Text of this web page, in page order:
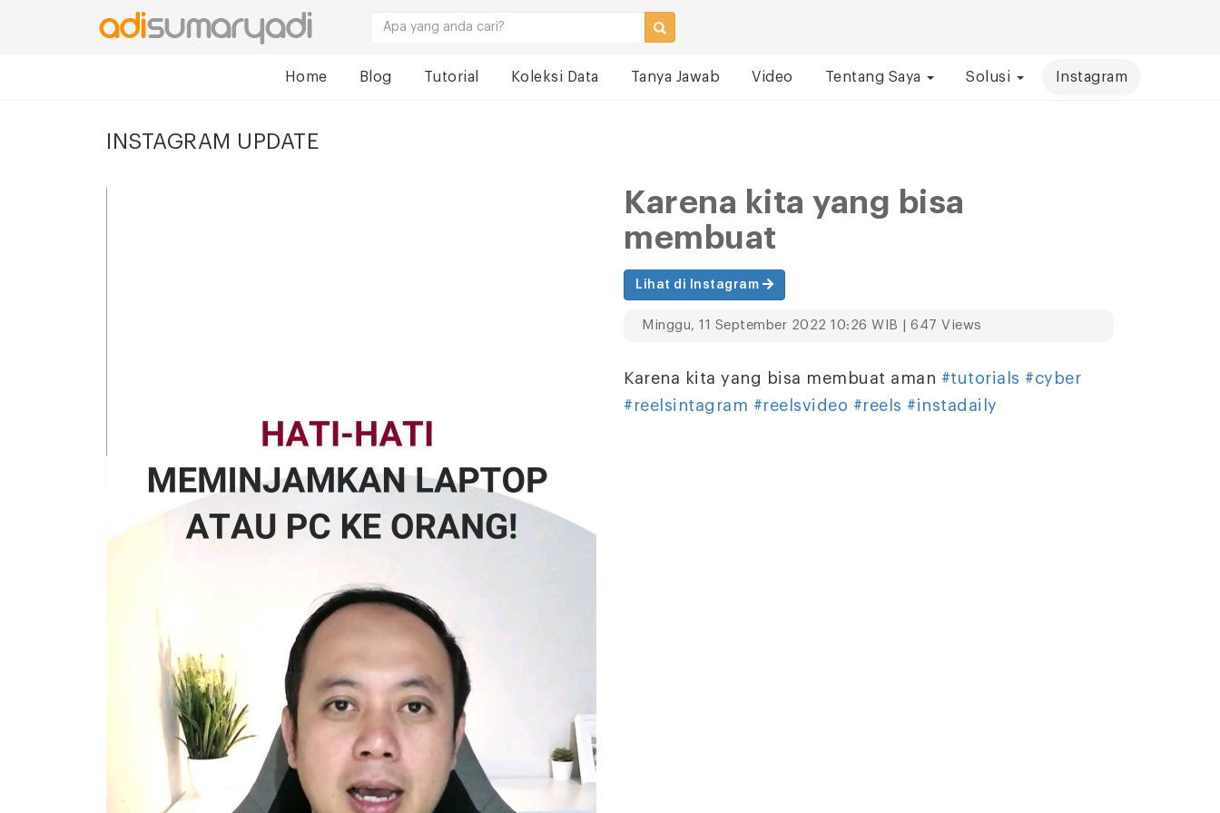
Home Blog Tutorial Koleksi Data Tanya Jawab Video Tentang Saya Solusi Instagram
INSTAGRAM UPDATE
Karena kita yang bisa
membuat
Lihat di Instagram
Minggu, 11 September 2022 10:26 WIB | 647 Views
Karena kita yang bisa membuat aman #tutorials #cyber
#reelsintagram #reelsvideo #reels #instadaily